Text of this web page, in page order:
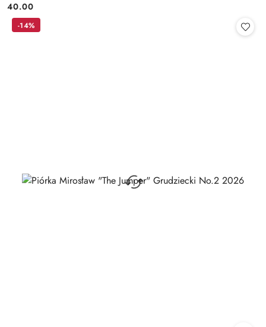
Cena:
40.00
-14%